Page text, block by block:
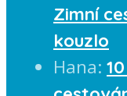
Zimní
kouzlo
Hana: